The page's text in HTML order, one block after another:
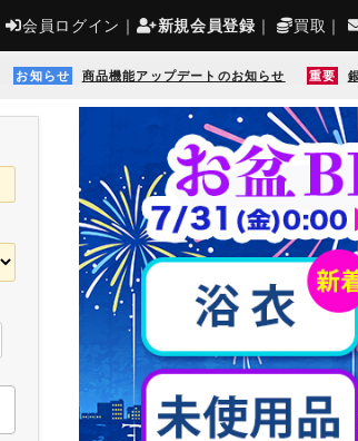
会員ログイン ｜ 新規会員登録 ｜ 買取 ｜
お知らせ 商品機能アップデートのお知らせ 重要